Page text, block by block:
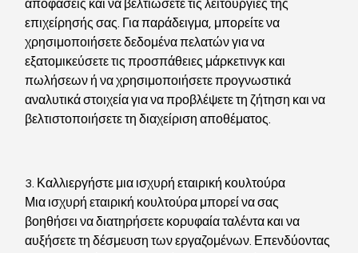
αποφάσεις και να βελτιώσετε τις λειτουργίες της
επιχείρησής σας. Για παράδειγμα, μπορείτε να
χρησιμοποιήσετε δεδομένα πελατών για να
εξατομικεύσετε τις προσπάθειες μάρκετινγκ και
πωλήσεων ή να χρησιμοποιήσετε προγνωστικά
αναλυτικά στοιχεία για να προβλέψετε τη ζήτηση και να
βελτιστοποιήσετε τη διαχείριση αποθέματος.
3. Καλλιεργήστε μια ισχυρή εταιρική κουλτούρα
Μια ισχυρή εταιρική κουλτούρα μπορεί να σας
βοηθήσει να διατηρήσετε κορυφαία ταλέντα και να
αυξήσετε τη δέσμευση των εργαζομένων. Επενδύοντας